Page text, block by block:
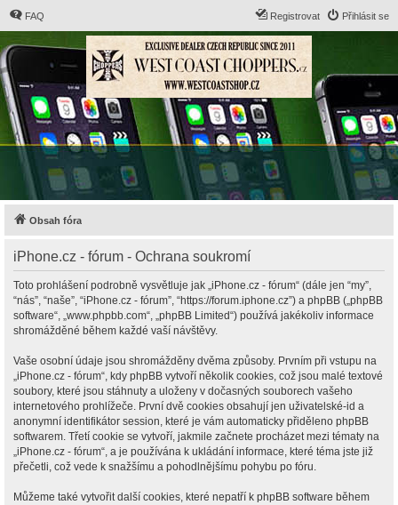
FAQ Přihlásit se
Registrovat
Obsah fóra
iPhone.cz - fórum - Ochrana soukromí
Toto prohlášení podrobně vysvětluje jak „iPhone.cz - fórum“ (dále jen “my”,
“nás”, “naše”, “iPhone.cz - fórum”, “https://forum.iphone.cz”) a phpBB („phpBB
software“, „www.phpbb.com“, „phpBB Limited“) používá jakékoliv informace
shromážděné během každé vaší návštěvy.
Vaše osobní údaje jsou shromážděny dvěma způsoby. Prvním při vstupu na
„iPhone.cz - fórum“, kdy phpBB vytvoří několik cookies, což jsou malé textové
soubory, které jsou stáhnuty a uloženy v dočasných souborech vašeho
internetového prohlížeče. První dvě cookies obsahují jen uživatelské-id a
anonymní identifikátor session, které je vám automaticky přiděleno phpBB
softwarem. Třetí cookie se vytvoří, jakmile začnete procházet mezi tématy na
„iPhone.cz - fórum“, a je používána k ukládání informace, které téma jste již
přečetli, což vede k snažšímu a pohodlnějšímu pohybu po fóru.
Můžeme také vytvořit další cookies, které nepatří k phpBB software během